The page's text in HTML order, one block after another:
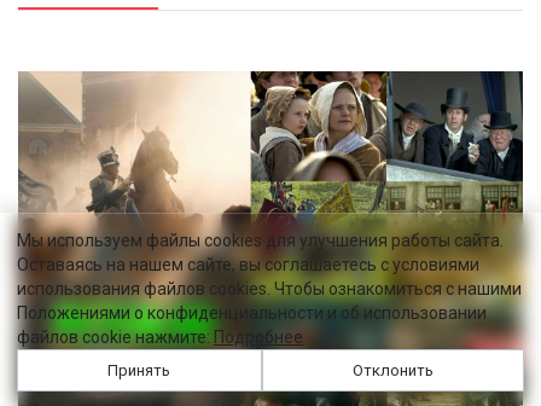
Мы используем файлы cookies для улучшения работы сайта.
Оставаясь на нашем сайте, вы соглашаетесь с условиями
использования файлов cookies. Чтобы ознакомиться с нашими
Положениями о конфиденциальности и об использовании
файлов cookie нажмите: Подробнее
Принять Отклонить